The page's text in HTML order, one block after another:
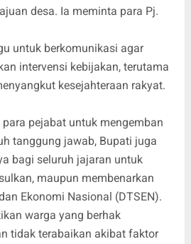
desa. Ia meminta para Pj.
untuk berkomunikasi agar
intervensi kebijakan, terutama
kesejahteraan rakyat.
pejabat untuk mengemban
tanggung jawab, Bupati juga
bagi seluruh jajaran untuk
maupun membenarkan
Ekonomi Nasional (DTSEN).
warga yang berhak
tidak terabaikan akibat faktor